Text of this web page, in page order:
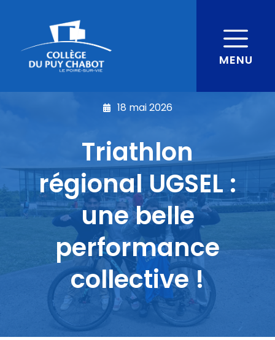
MENU
18 mai 2026
Triathlon
régional UGSEL :
une belle
performance
collective !